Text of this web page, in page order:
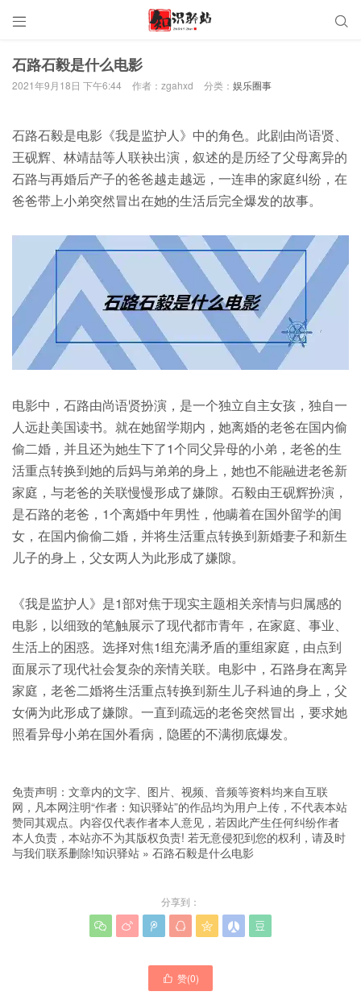
 
石路石毅是什么电影
2021年9月18日 下午6:44 作者：zgahxd 分类： 娱乐圈事
石路石毅是电影《我是监护人》中的角色。此剧由尚语贤、
王砚辉、林靖喆等人联袂出演，叙述的是历经了父母离异的
石路与再婚后产子的爸爸越走越远，一连串的家庭纠纷，在
爸爸带上小弟突然冒出在她的生活后完全爆发的故事。
电影中，石路由尚语贤扮演，是一个独立自主女孩，独自一
人远赴美国读书。就在她留学期内，她离婚的老爸在国内偷
偷二婚，并且还为她生下了1个同父异母的小弟，老爸的生
活重点转换到她的后妈与弟弟的身上，她也不能融进老爸新
家庭，与老爸的关联慢慢形成了嫌隙。石毅由王砚辉扮演，
是石路的老爸，1个离婚中年男性，他瞒着在国外留学的闺
女，在国内偷偷二婚，并将生活重点转换到新婚妻子和新生
儿子的身上，父女两人为此形成了嫌隙。
《我是监护人》是1部对焦于现实主题相关亲情与归属感的
电影，以细致的笔触展示了现代都市青年，在家庭、事业、
生活上的困惑。选择对焦1组充满矛盾的重组家庭，由点到
面展示了现代社会复杂的亲情关联。电影中，石路身在离异
家庭，老爸二婚将生活重点转换到新生儿子科迪的身上，父
女俩为此形成了嫌隙。一直到疏远的老爸突然冒出，要求她
照看异母小弟在国外看病，隐匿的不满彻底爆发。
免责声明：文章内的文字、图片、视频、音频等资料均来自互联
网，凡本网注明“作者：知识驿站”的作品均为用户上传，不代表本站
赞同其观点。内容仅代表作者本人意见，若因此产生任何纠纷作者
本人负责，本站亦不为其版权负责! 若无意侵犯到您的权利，请及时
与我们联系删除!知识驿站 » 石路石毅是什么电影
分享到：
      
 赞(0)